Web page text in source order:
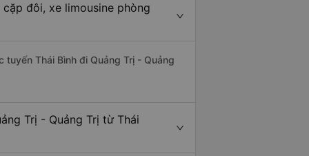
đôi, xe limousine phòng
Thái Bình đi Quảng Trị - Quảng
Trị - Quảng Trị từ Thái